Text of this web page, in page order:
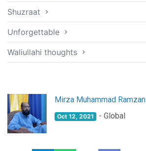
Shuzraat
Unforgettable
Waliullahi thoughts
Mirza Muhammad Ramzan
Oct 12, 2021 - Global